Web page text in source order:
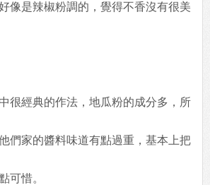
像是辣椒粉調的，覺得不香沒有很美
很經典的作法，地瓜粉的成分多，所
們家的醬料味道有點過重，基本上把
可惜。